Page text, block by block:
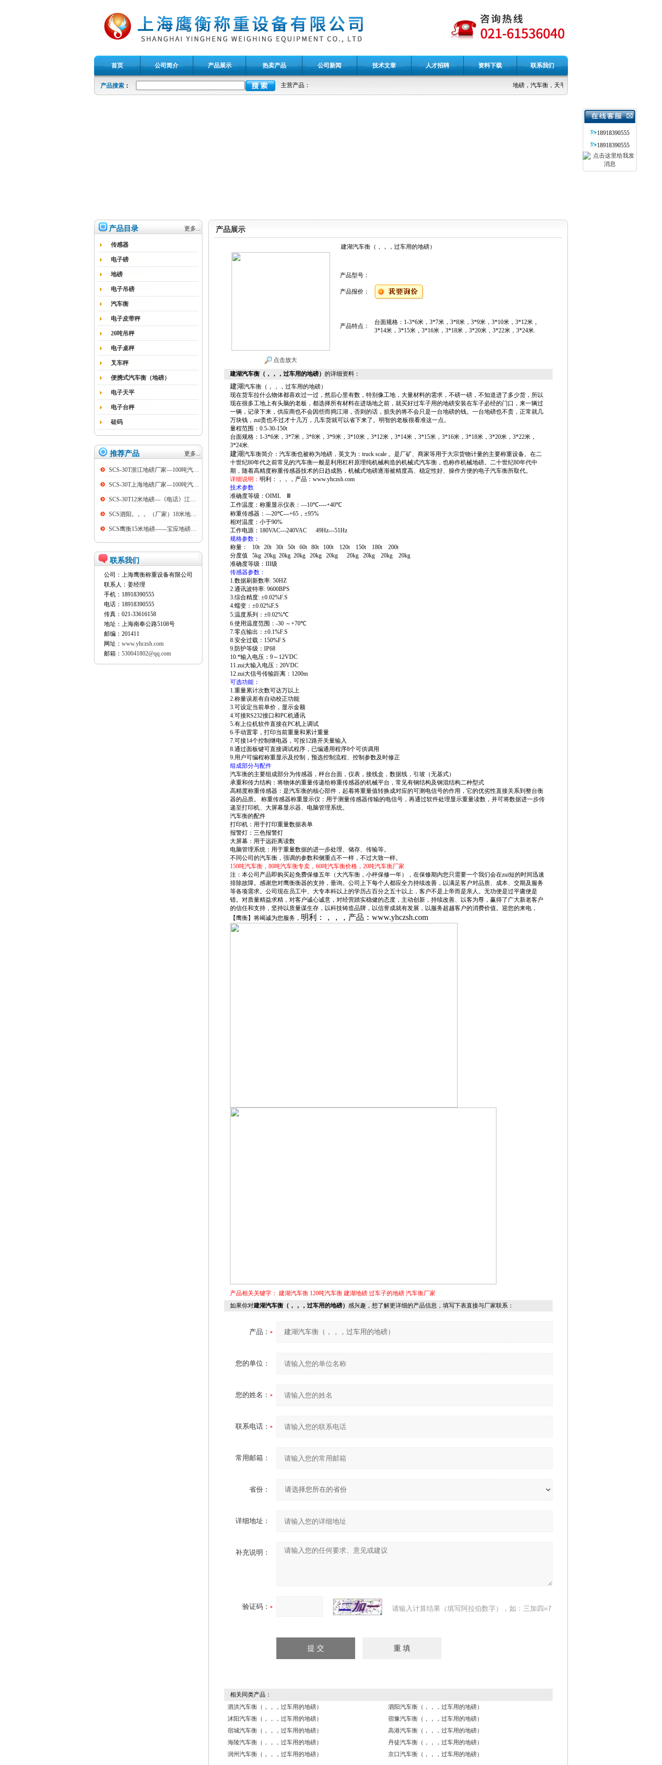
首页 公司简介 产品展示 热卖产品 公司新闻 技术文章 人才招聘 资料下载 联系我们
产品搜索： 主营产品： 地磅，汽车衡，天平，台秤，吊秤，电子称
18918390555
18918390555
产品目录 更多...
传感器
电子磅
地磅
电子吊磅
汽车衡
电子皮带秤
20吨吊秤
电子桌秤
叉车秤
便携式汽车衡（地磅）
电子天平
电子台秤
砝码
推荐产品 更多...
SCS-30T浙江地磅厂家—100吨汽车衡
SCS-30T上海地磅厂家—100吨汽车衡
SCS-30T12米地磅—《电话》江阴100吨地磅
SCS泗阳。。。（厂家）18米地磅（低价）
SCS鹰衡15米地磅——宝应地磅销售点
联系我们
公司：上海鹰衡称重设备有限公司
联系人：姜经理
手机：18918390555
电话：18918390555
传真：021-33616158
地址：上海南奉公路5108号
邮编：201411
网址： www.yhczsh.com
邮箱： 530041802@qq.com
产品展示
建湖汽车衡（，，，过车用的地磅）
点击放大
产品型号：
产品报价：
产品特点：
台面规格：1-3*6米，3*7米，3*8米，3*9米，3*10米，3*12米，
3*14米，3*15米，3*16米，3*18米，3*20米，3*22米，3*24米.
建湖汽车衡（，，，过车用的地磅） 的详细资料：
建湖汽车衡（，，，过车用的地磅）
现在货车拉什么物体都喜欢过一过，然后心里有数，特别像工地，大量材料的需求，不磅一磅，不知道进了多少货，所以
现在很多工地上有头脑的老板，都选择所有材料在进场地之前，就买好过车子用的地磅安装在车子必经的门口，来一辆过
一辆，记录下来，供应商也不会因些而捣江湖，否则的话，损失的将不会只是一台地磅的钱。一台地磅也不贵，正常就几
万块钱，zui贵也不过才十几万，几车货就可以省下来了。明智的老板很看准这一点。
量程范围： 0.5-30-150t
台面规格： 1-3*6米， 3*7米， 3*8米， 3*9米， 3*10米， 3*12米， 3*14米， 3*15米， 3*16米， 3*18米， 3*20米， 3*22米，
3*24米.
建湖汽车衡简介：汽车衡也被称为地磅，英文为： truck scale 。是厂矿、商家等用于大宗货物计量的主要称重设备。在二
十世纪80年代之前常见的汽车衡一般是利用杠杆原理纯机械构造的机械式汽车衡，也称作机械地磅。二十世纪80年代中
期，随着高精度称重传感器技术的日趋成熟，机械式地磅逐渐被精度高、稳定性好、操作方便的电子汽车衡所取代。
详细说明： 明利：，，，产品：www.yhczsh.com
技术参数
准确度等级： OIML
工作温度：称重显示仪表：—10℃----+40℃
称重传感器：—20℃---+65，±95%
相对温度：小于90%
工作电源： 180VAC---240VAC 49Hz---51Hz
规格参数：
称量：
10t 20t 30t 50t 60t 80t 100t 120t 150t 180t 200t
分度值 5kg 20kg 20kg 20kg 20kg 20kg 20kg 20kg 20kg 20kg
准确度等级： III级
传感器参数：
1.数据刷新数率: 50HZ
2.通讯波特率: 9600BPS
3.综合精度: ±0.02%F.S
4.蠕变：±0.02%F.S
5.温度系列：±0.02%℃
6.使用温度范围： -30 ～+70℃
7.零点输出：±0.1%F.S
8.安全过载： 150%F.S
9.防护等级： IP68
10.*输入电压： 9～ 12VDC
11.zui大输入电压： 20VDC
12.zui大信号传输距离： 1200m
可选功能：
1.重量累计次数可达万以上
2.称量误差有自动校正功能
3.可设定当前单价，显示金额
4.可接RS232接口和PC机通讯
5.有上位机软件直接在PC机上调试
6.手动置零，打印当前重量和累计重量
7.可接14个控制继电器，可按12路开关量输入
8.通过面板键可直接调试程序，已编通用程序8个可供调用
9.用户可编程称重显示及控制，预选控制流程、控制参数及时修正
组成部分与配件
汽车衡的主要组成部分为传感器，秤台台面，仪表，接线盒，数据线，引坡（无基式）
承重和传力结构：将物体的重量传递给称重传感器的机械平台，常见有钢结构及钢混结构二种型式
高精度称重传感器：是汽车衡的核心部件，起着将重量值转换成对应的可测电信号的作用，它的优劣性直接关系到整台衡
器的品质。
称重传感器称重显示仪：用于测量传感器传输的电信号，再通过软件处理显示重量读数，并可将数据进一步传
递至打印机、大屏幕显示器、电脑管理系统。
汽车衡的配件
打印机：用于打印重量数据表单
报警灯：三色报警灯
大屏幕：用于远距离读数
电脑管理系统：用于重量数据的进一步处理、储存、传输等。
不同公司的汽车衡，强调的参数和侧重点不一样，不过大致一样。
150吨汽车衡， 80吨汽车衡专卖， 60吨汽车衡价格， 20吨汽车衡厂家
注：本公司产品即购买起免费保修五年（大汽车衡，小秤保修一年），在保修期内您只需要一个我们会在zui短的时间迅速
排除故障。感谢您对鹰衡衡器的支持，垂询。公司上下每个人都应全力持续改善，以满足客户对品质、成本、交期及服务
等各项需求。公司现在员工中、大专本科以上的学历占百分之五十以上，客户不是上帝而是亲人。无功便是过平庸便是
错。对质量精益求精，对客户诚心诚意，对经营踏实稳健的态度，主动创新，持续改善、以客为尊，赢得了广大新老客户
的信任和支持，坚持以质量谋生存，以科技铸造品牌，以信誉成就有发展，以服务超越客户的消费价值。迎您的来电，
【鹰衡】将竭诚为您服务， 明利：，，，产品：www.yhczsh.com
产品相关关键字： 建湖汽车衡 120吨汽车衡 建湖地磅 过车子的地磅 汽车衡厂家
如果你对建湖汽车衡（，，，过车用的地磅） 感兴趣，想了解更详细的产品信息，填写下表直接与厂家联系：
产品：
您的单位：
您的姓名：
联系电话：
常用邮箱：
省份：
详细地址：
补充说明：
验证码： 请输入计算结果（填写阿拉伯数字），如：三加四=7
相关同类产品：
泗洪汽车衡（，，，过车用的地磅）
泗阳汽车衡（，，，过车用的地磅）
沭阳汽车衡（，，，过车用的地磅）
宿豫汽车衡（，，，过车用的地磅）
宿城汽车衡（，，，过车用的地磅）
高港汽车衡（，，，过车用的地磅）
海陵汽车衡（，，，过车用的地磅）
丹徒汽车衡（，，，过车用的地磅）
润州汽车衡（，，，过车用的地磅）
京口汽车衡（，，，过车用的地磅）